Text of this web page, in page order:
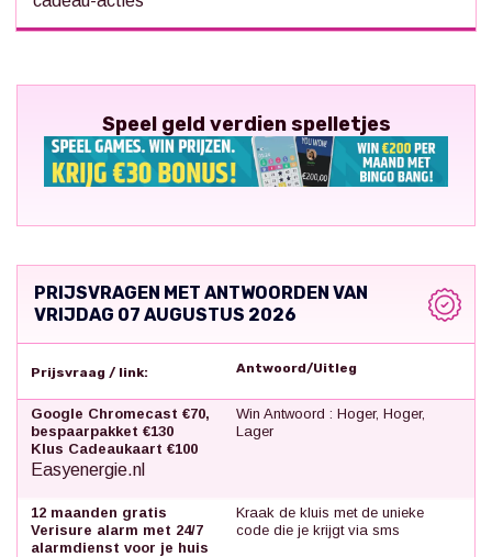
Speel geld verdien spelletjes
PRIJSVRAGEN MET ANTWOORDEN VAN
VRIJDAG 07 AUGUSTUS 2026
Prijsvraag / link: Antwoord/Uitleg
Google Chromecast €70,
bespaarpakket €130
Klus Cadeaukaart €100
Easyenergie.nl
Win Antwoord : Hoger, Hoger,
Lager
12 maanden gratis
Verisure alarm met 24/7
alarmdienst voor je huis
Kraak de kluis met de unieke
code die je krijgt via sms